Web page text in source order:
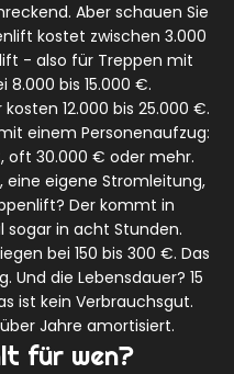
Aber schauen Sie
kostet zwischen 3.000
- also für Treppen mit
8.000 bis 15.000 €.
12.000 bis 25.000 €.
einem Personenaufzug:
oft 30.000 € oder mehr.
eigene Stromleitung,
Der kommt in
in acht Stunden.
bei 150 bis 300 €. Das
Und die Lebensdauer? 15
ist kein Verbrauchsgut.
Jahre amortisiert.
für wen?